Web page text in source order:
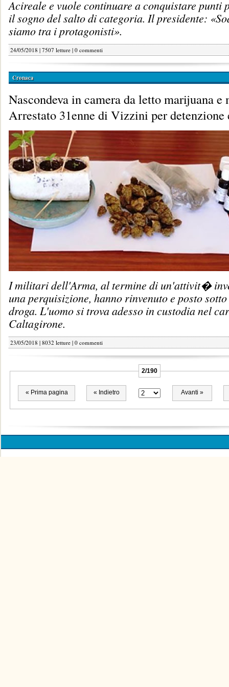
Acireale e vuole continuare a conquistare punti
il sogno del salto di categoria. Il presidente:
siamo tra i protagonisti».
24/05/2018 | 7507 letture | 0 commenti
Cronaca
Nascondeva in camera da letto marijuana e
Arrestato 31enne di Vizzini per detenzione
I militari dell'Arma, al termine di un'attivit�
una perquisizione, hanno rinvenuto e posto
droga. L'uomo si trova adesso in custodia nel
Caltagirone.
23/05/2018 | 8032 letture | 0 commenti
2/190
« Prima pagina « Indietro Avanti »